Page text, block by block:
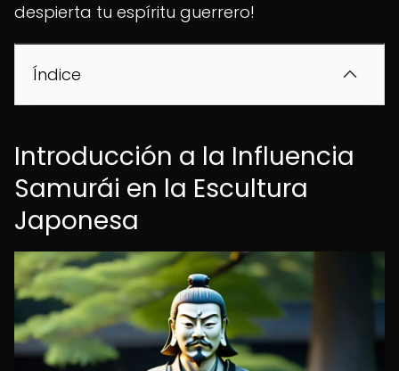
despierta tu espíritu guerrero!
Índice
Introducción a la Influencia
Samurái en la Escultura
Japonesa